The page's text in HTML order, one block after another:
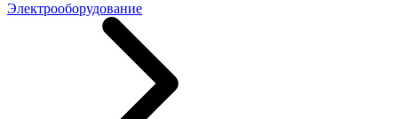
Электрооборудование